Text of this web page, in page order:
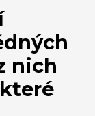
nich